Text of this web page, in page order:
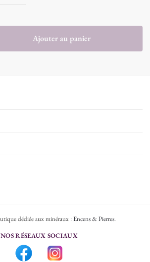
Ajouter au panier
dédiée aux minéraux :Encens & Pierres.
NOS RÉSEAUX SOCIAUX